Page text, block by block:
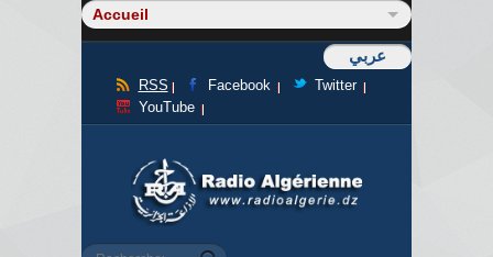
عربي
RSS Facebook
Twitter
YouTube